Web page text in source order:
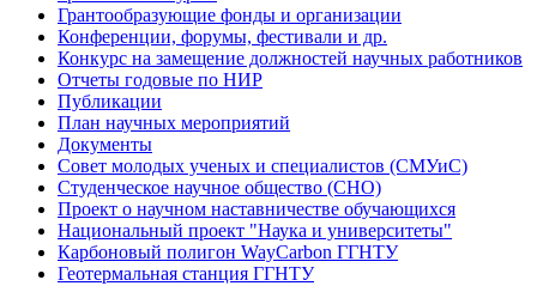
Грантообразующие фонды и организации
Конференции, форумы, фестивали и др.
Конкурс на замещение должностей научных работников
Отчеты годовые по НИР
Публикации
План научныx мероприятий
Документы
Совет молодых ученых и специалистов (СМУиС)
Студенческое научное общество (СНО)
Проект о научном наставничестве обучающихся
Национальный проект "Наука и университеты"
Карбоновый полигон WayCarbon ГГНТУ
Геотермальная станция ГГНТУ